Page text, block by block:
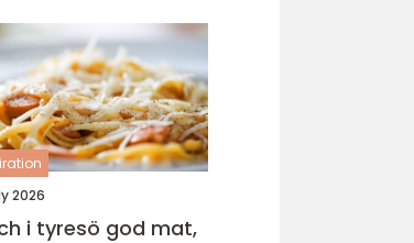
2026
tyresö god mat,